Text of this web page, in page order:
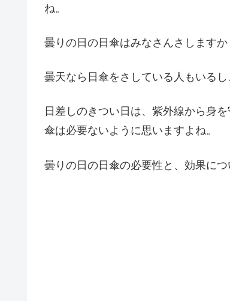
ね。
曇りの日の日傘はみなさんさしますか
曇天なら日傘をさしている人もいる
日差しのきつい日は、紫外線から身
傘は必要ないように思いますよね。
曇りの日の日傘の必要性と、効果に